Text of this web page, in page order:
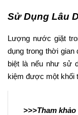
Sử Dụng Lâu
Lượng nước giặt
dụng trong thời gian
biệt là nếu như sử
kiệm được một khối
>>>Tham